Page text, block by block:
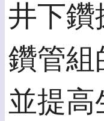
井下鑽
鑽管組
並提